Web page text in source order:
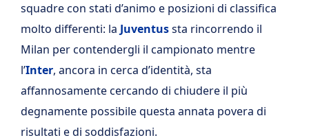
squadre con stati d’animo e posizioni di classifica
molto differenti: la Juventussta rincorrendo il
Milan per contendergli il campionato mentre
l’Inter, ancora in cerca d’identità, sta
affannosamente cercando di chiudere il più
degnamente possibile questa annata povera di
risultati e di soddisfazioni.